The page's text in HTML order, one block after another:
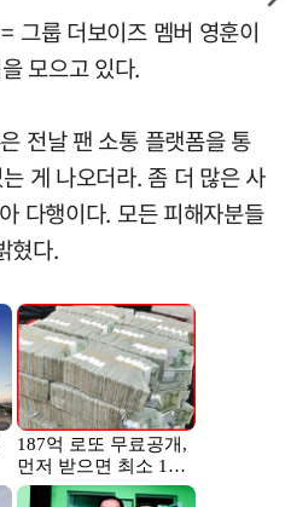
그룹 더보이즈 멤버 영훈이
모으고 있다.
전날 팬 소통 플랫폼을 통
게 나오더라. 좀 더 많은 사
다행이다. 모든 피해자분들
혔다.